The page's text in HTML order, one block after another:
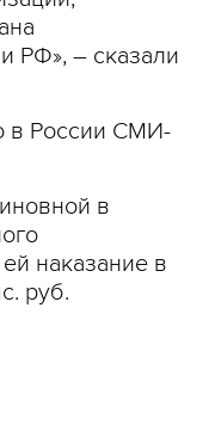
РФ», – сказали
в России СМИ-
в
наказание в
руб.